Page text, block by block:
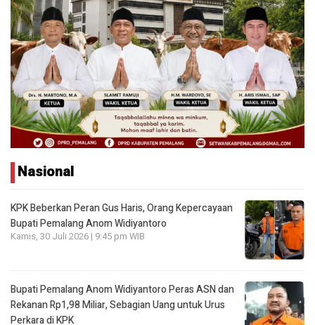
Nasional
KPK Beberkan Peran Gus Haris, Orang Kepercayaan
Bupati Pemalang Anom Widiyantoro
Kamis, 30 Juli 2026 | 9:45 pm WIB
Bupati Pemalang Anom Widiyantoro Peras ASN dan
Rekanan Rp1,98 Miliar, Sebagian Uang untuk Urus
Perkara di KPK